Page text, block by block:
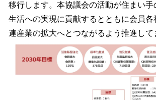
移行します。本協議会の活動が住まい手
生活への実現に貢献するとともに会員各
連産業の拡大へとつながるよう推進して